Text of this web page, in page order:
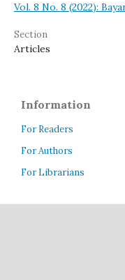
Vol. 8 No. 8 (2022):
Section
Articles
Information
For Readers
For Authors
For Librarians